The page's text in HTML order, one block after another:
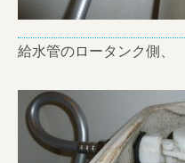
給水管のロータンク側、